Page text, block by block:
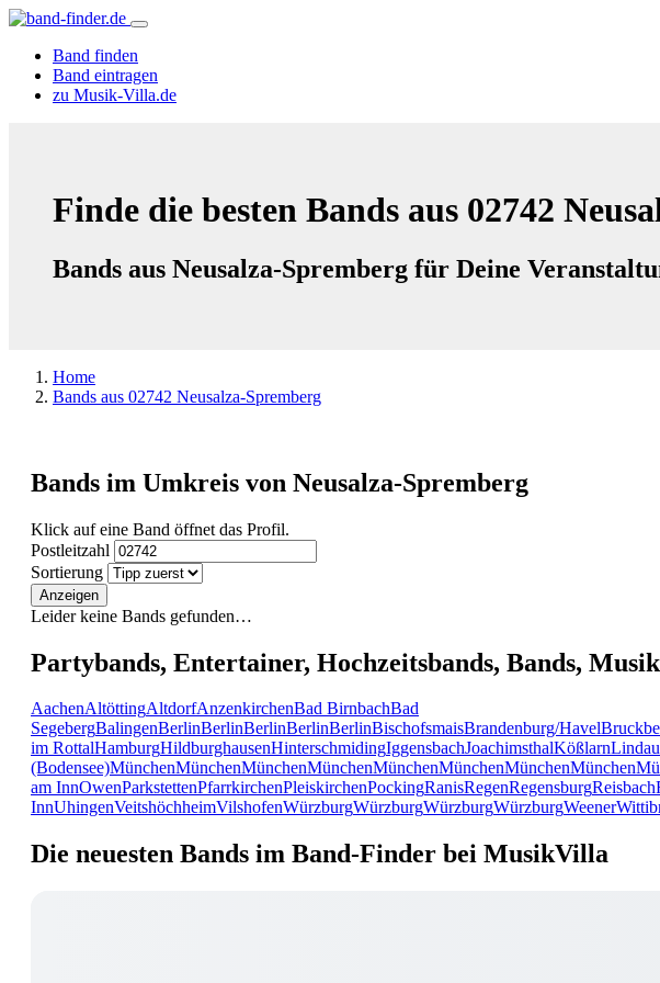
Band finden
Band eintragen
zu Musik-Villa.de
Finde die besten Bands aus 02742
Bands aus Neusalza-Spremberg für Deine
Home
Bands aus 02742 Neusalza-Spremberg
Bands im Umkreis von Neusalza-Spremberg
Klick auf eine Band öffnet das Profil.
Postleitzahl
Sortierung
Anzeigen
Leider keine Bands gefunden…
Partybands, Entertainer, Hochzeitsbands, Bands,
AachenAltöttingAltdorfAnzenkirchenBad BirnbachBad
SegebergBalingenBerlinBerlinBerlinBerlinBerlinBischofsmaisBrandenburg/Havel
im RottalHamburgHildburghausenHinterschmidingIggensbachJoachimsthalKößlarnLindau
(Bodensee)MünchenMünchenMünchenMünchenMünchenMünchenMünchenMünchen
am InnOwenParkstettenPfarrkirchenPleiskirchenPockingRanisRegenRegensburgReisbach
InnUhingenVeitshöchheimVilshofenWürzburgWürzburgWürzburgWürzburgWeener
Die neuesten Bands im Band-Finder bei MusikVilla